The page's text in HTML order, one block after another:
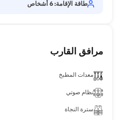
طاقة الإقامة: 6 أشخاص
مرافق القارب
معدات المطبخ
نظام صوتي
سترة النجاة